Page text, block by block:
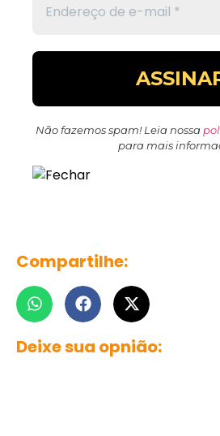
Não fazemos spam! Leia nossa
para mais
Compartilhe:
Deixe sua opnião: